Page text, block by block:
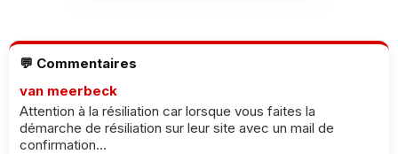
💬 Commentaires
van meerbeck
Attention à la résiliation car lorsque vous faites la
démarche de résiliation sur leur site avec un mail de
confirmation...